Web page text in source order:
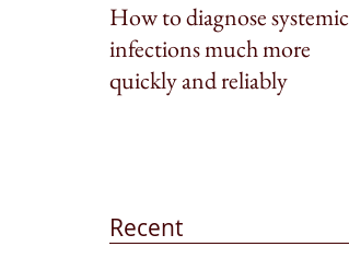
How to diagnose systemic
infections much more
quickly and reliably
Recent